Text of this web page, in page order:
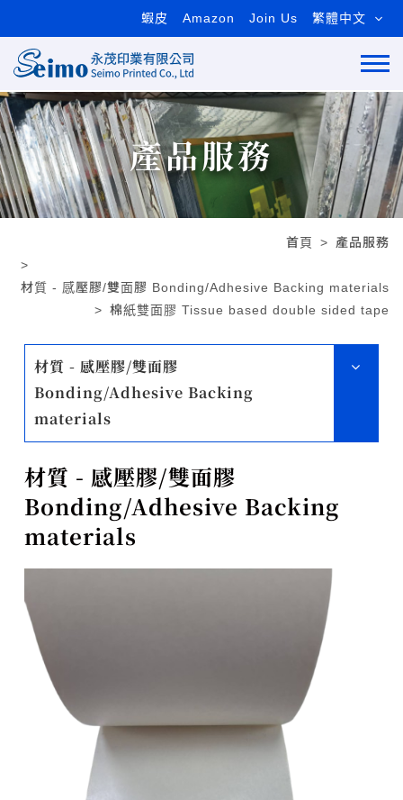
蝦皮 Amazon Join Us 繁體中文
產品服務
首頁 產品服務
材質 - 感壓膠/雙面膠 Bonding/Adhesive Backing materials
棉紙雙面膠 Tissue based double sided tape
材質 - 感壓膠/雙面膠
Bonding/Adhesive Backing
materials
材質 - 感壓膠/雙面膠
Bonding/Adhesive Backing
materials